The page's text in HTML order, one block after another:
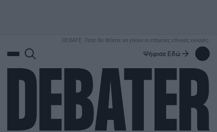
DEBATE: Πότε θα θέλατε να γίνουν οι επόμενες εθνικές εκλογές;
Ψήφισε Εδώ